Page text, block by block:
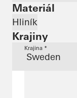
Materiál
Hliník
Krajiny
Krajina *